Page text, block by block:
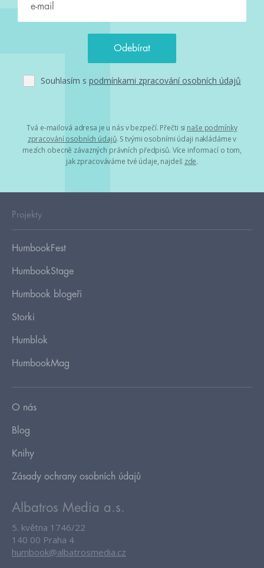
Souhlasím s podmínkami zpracování osobních údajů
Tvá e-mailová adresa je u nás v bezpečí. Přečti si naše podmínky
zpracování osobních údajů. S tvými osobními údaji nakládáme v
mezích obecně závazných právních předpisů. Více informací o tom,
jak zpracováváme tvé údaje, najdeš zde.
Projekty
HumbookFest
HumbookStage
Humbook blogeři
Storki
Humblok
HumbookMag
O nás
Blog
Knihy
Zásady ochrany osobních údajů
Albatros Media a.s.
5. května 1746/22
140 00 Praha 4
humbook@albatrosmedia.cz